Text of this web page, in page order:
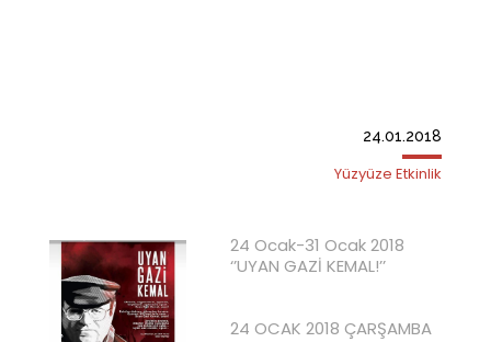
24.01.2018
Yüzyüze Etkinlik
24 Ocak-31 Ocak 2018
‘’UYAN GAZİ KEMAL!’’
24 OCAK 2018 ÇARŞAMBA